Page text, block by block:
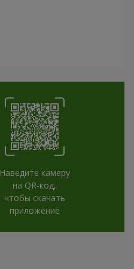
Наведите камеру
на QR-код,
чтобы скачать
приложение